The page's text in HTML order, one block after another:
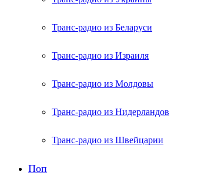
Транс-радио из Беларуси
Транс-радио из Израиля
Транс-радио из Молдовы
Транс-радио из Нидерландов
Транс-радио из Швейцарии
Поп